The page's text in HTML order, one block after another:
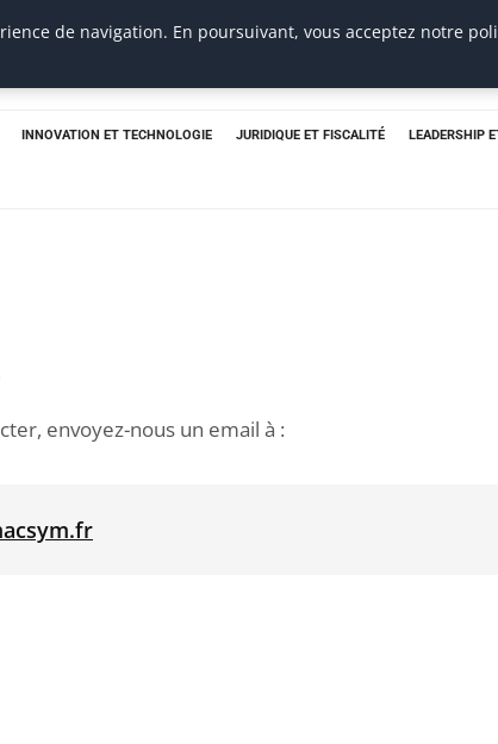
INNOVATION ET TECHNOLOGIE JURIDIQUE ET FISCALITÉ LEADERSHIP
envoyez-nous un email à :
de navigation. En poursuivant, vous acceptez notre